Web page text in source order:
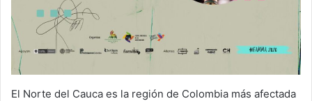
El Norte del Cauca es la región de Colombia más afectada